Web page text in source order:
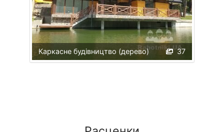
37
Каркасне будівництво (дерево)